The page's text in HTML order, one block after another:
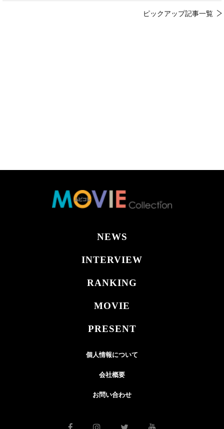
ピックアップ記事一覧
NEWS
INTERVIEW
RANKING
MOVIE
PRESENT
個人情報について
会社概要
お問い合わせ